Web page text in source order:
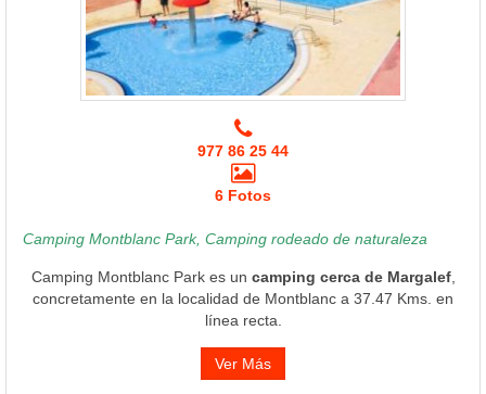
977 86 25 44
6 Fotos
Camping Montblanc Park, Camping rodeado de naturaleza
Camping Montblanc Park es un camping cerca de Margalef,
concretamente en la localidad de Montblanc a 37.47 Kms. en
línea recta.
Ver Más